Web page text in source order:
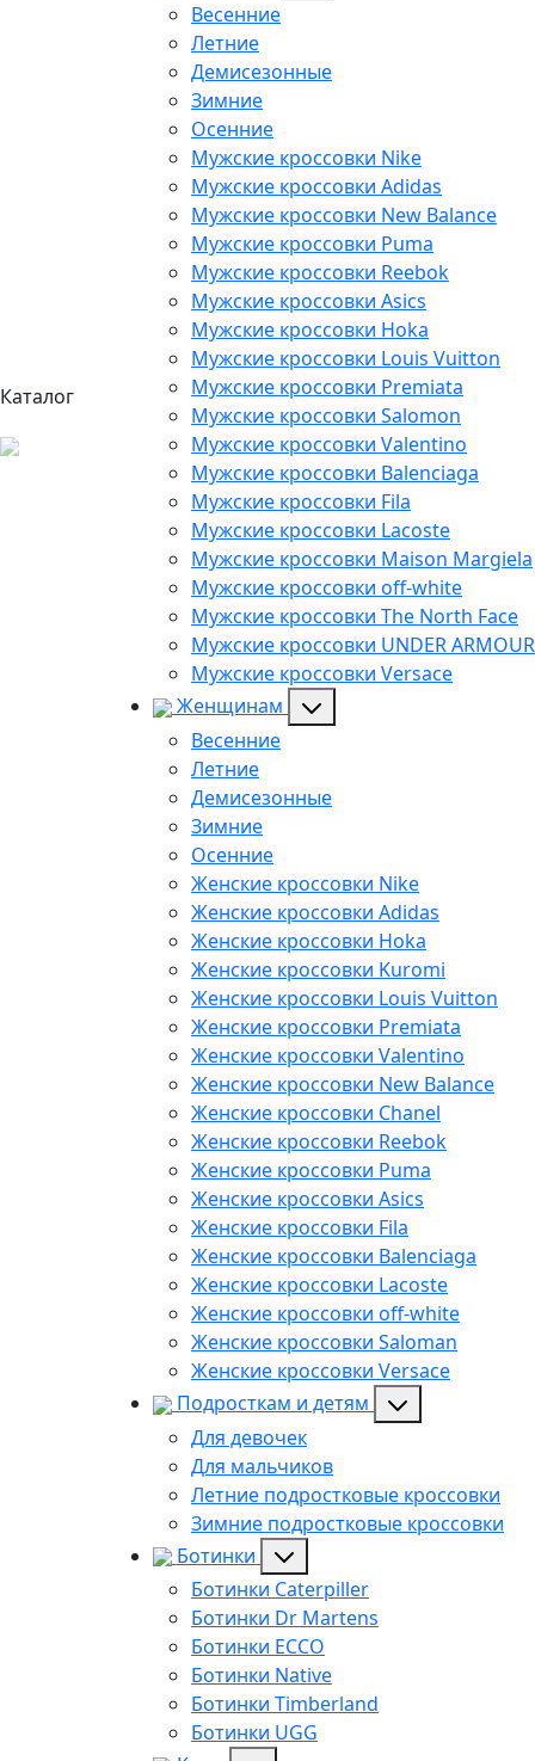
Каталог
Весенние
Летние
Демисезонные
Зимние
Осенние
Мужские кроссовки Nike
Мужские кроссовки Adidas
Мужские кроссовки New Balance
Мужские кроссовки Puma
Мужские кроссовки Reebok
Мужские кроссовки Asics
Мужские кроссовки Hoka
Мужские кроссовки Louis Vuitton
Мужские кроссовки Premiata
Мужские кроссовки Salomon
Мужские кроссовки Valentino
Мужские кроссовки Balenciaga
Мужские кроссовки Fila
Мужские кроссовки Lacoste
Мужские кроссовки Maison Margiela
Мужские кроссовки off-white
Мужские кроссовки The North Face
Мужские кроссовки UNDER ARMOUR
Мужские кроссовки Versace
Женщинам
Весенние
Летние
Демисезонные
Зимние
Осенние
Женские кроссовки Nike
Женские кроссовки Adidas
Женские кроссовки Hoka
Женские кроссовки Kuromi
Женские кроссовки Louis Vuitton
Женские кроссовки Premiata
Женские кроссовки Valentino
Женские кроссовки New Balance
Женские кроссовки Chanel
Женские кроссовки Reebok
Женские кроссовки Puma
Женские кроссовки Asics
Женские кроссовки Fila
Женские кроссовки Balenciaga
Женские кроссовки Lacoste
Женские кроссовки off-white
Женские кроссовки Saloman
Женские кроссовки Versace
Подросткам и детям
Для девочек
Для мальчиков
Летние подростковые кроссовки
Зимние подростковые кроссовки
Ботинки
Ботинки Caterpiller
Ботинки Dr Martens
Ботинки ECCO
Ботинки Native
Ботинки Timberland
Ботинки UGG